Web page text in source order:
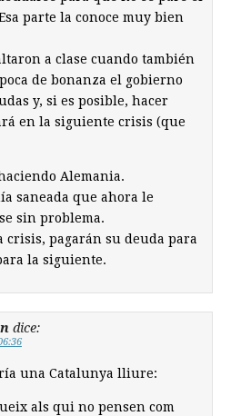
parte la conoce muy bien
a clase cuando también
de bonanza el gobierno
y, si es posible, hacer
en la siguiente crisis (que
Alemania.
saneada que ahora le
sin problema.
crisis, pagarán su deuda para
la siguiente.
dice:
una Catalunya lliure:
als qui no pensen com